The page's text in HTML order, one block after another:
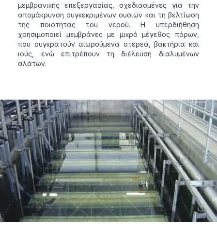
μεμβρανικής επεξεργασίας, σχεδιασμένες για την
απομάκρυνση συγκεκριμένων ουσιών και τη βελτίωση
της ποιότητας του νερού. Η υπερδιήθηση
χρησιμοποιεί μεμβράνες με μικρό μέγεθος πόρων,
που συγκρατούν αιωρούμενα στερεά, βακτήρια και
ιούς, ενώ επιτρέπουν τη διέλευση διαλυμένων
αλάτων.